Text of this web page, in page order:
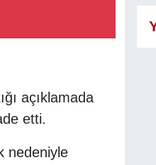
açıklamada
etti.
nedeniyle